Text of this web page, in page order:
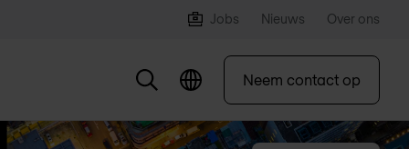
Jobs Nieuws Over ons
Neem contact op